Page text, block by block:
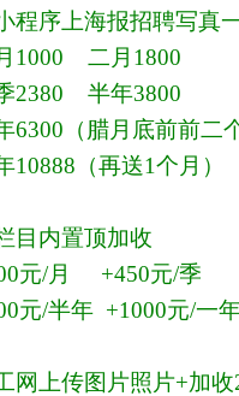
程序上海报招聘写真
1000 二月1800
2380 半年3800
6300（腊月底前前二
10888（再送1个月）
目内置顶加收
元/月 +450元/季
元/半年 +1000元/一
网上传图片照片+加收